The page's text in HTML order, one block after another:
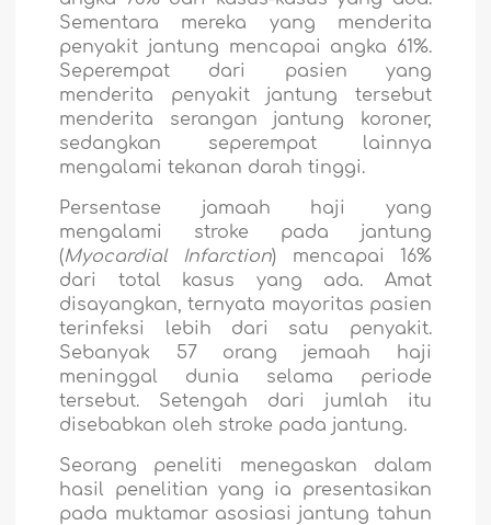
Sementara mereka yang menderita
penyakit jantung mencapai angka 61%.
Seperempat dari pasien yang
menderita penyakit jantung tersebut
menderita serangan jantung koroner,
sedangkan seperempat lainnya
mengalami tekanan darah tinggi.
Persentase jamaah haji yang
mengalami stroke pada jantung
(Myocardial Infarction)
mencapai 16%
dari total kasus yang ada. Amat
disayangkan, ternyata mayoritas pasien
terinfeksi lebih dari satu penyakit.
Sebanyak 57 orang jemaah haji
meninggal dunia selama periode
tersebut. Setengah dari jumlah itu
disebabkan oleh stroke pada jantung.
Seorang peneliti menegaskan dalam
hasil penelitian yang ia presentasikan
pada muktamar asosiasi jantung tahun